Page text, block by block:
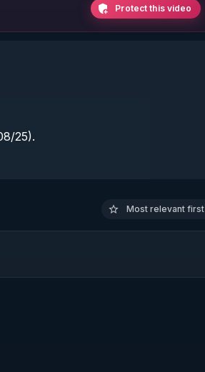
Protect this video
25).
Most relevant first